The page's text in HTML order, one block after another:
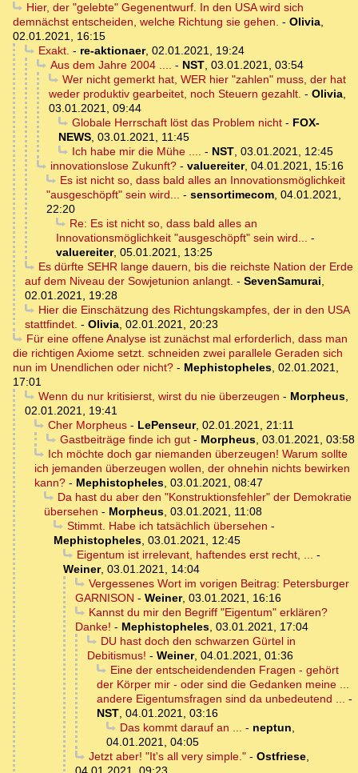
Hier, der "gelebte" Gegenentwurf. In den USA wird sich
demnächst entscheiden, welche Richtung sie gehen. - Olivia,
02.01.2021, 16:15
Exakt. - re-aktionaer, 02.01.2021, 19:24
Aus dem Jahre 2004 .... - NST, 03.01.2021, 03:54
Wer nicht gemerkt hat, WER hier "zahlen" muss, der hat
weder produktiv gearbeitet, noch Steuern gezahlt. - Olivia,
03.01.2021, 09:44
Globale Herrschaft löst das Problem nicht- FOX-
NEWS, 03.01.2021, 11:45
Ich habe mir die Mühe .... - NST, 03.01.2021, 12:45
innovationslose Zukunft?- valuereiter, 04.01.2021, 15:16
Es ist nicht so, dass bald alles an Innovationsmöglichkeit
"ausgeschöpft" sein wird... - sensortimecom, 04.01.2021,
22:20
Re: Es ist nicht so, dass bald alles an
Innovationsmöglichkeit "ausgeschöpft" sein wird... -
valuereiter, 05.01.2021, 13:25
Es dürfte SEHR lange dauern, bis die reichste Nation der Erde
auf dem Niveau der Sowjetunion anlangt. - SevenSamurai,
02.01.2021, 19:28
Hier die Einschätzung des Richtungskampfes, der in den USA
stattfindet. - Olivia, 02.01.2021, 20:23
Für eine offene Analyse ist zunächst mal erforderlich, dass man
die richtigen Axiome setzt. schneiden zwei parallele Geraden sich
nun im Unendlichen oder nicht? - Mephistopheles, 02.01.2021,
17:01
Wenn du nur kritisierst, wirst du nie überzeugen - Morpheus,
02.01.2021, 19:41
Cher Morpheus- LePenseur, 02.01.2021, 21:11
Gastbeiträge finde ich gut- Morpheus, 03.01.2021, 03:58
Ich möchte doch gar niemanden überzeugen! Warum sollte
ich jemanden überzeugen wollen, der ohnehin nichts bewirken
kann? - Mephistopheles, 03.01.2021, 08:47
Da hast du aber den "Konstruktionsfehler" der Demokratie
übersehen - Morpheus, 03.01.2021, 11:08
Stimmt. Habe ich tatsächlich übersehen -
Mephistopheles, 03.01.2021, 12:45
Eigentum ist irrelevant, haftendes erst recht, ... -
Weiner, 03.01.2021, 14:04
Vergessenes Wort im vorigen Beitrag: Petersburger
GARNISON - Weiner, 03.01.2021, 16:16
Kannst du mir den Begriff "Eigentum" erklären?
Danke! - Mephistopheles, 03.01.2021, 17:04
DU hast doch den schwarzen Gürtel in
Debitismus! - Weiner, 04.01.2021, 01:36
Eine der entscheidendenden Fragen - gehört
der Körper mir - oder sind die Gedanken meine ...
andere Eigentumsfragen sind da unbedeutend ... -
NST, 04.01.2021, 03:16
Das kommt darauf an ... - neptun,
04.01.2021, 04:05
Jetzt aber! "It's all very simple."- Ostfriese,